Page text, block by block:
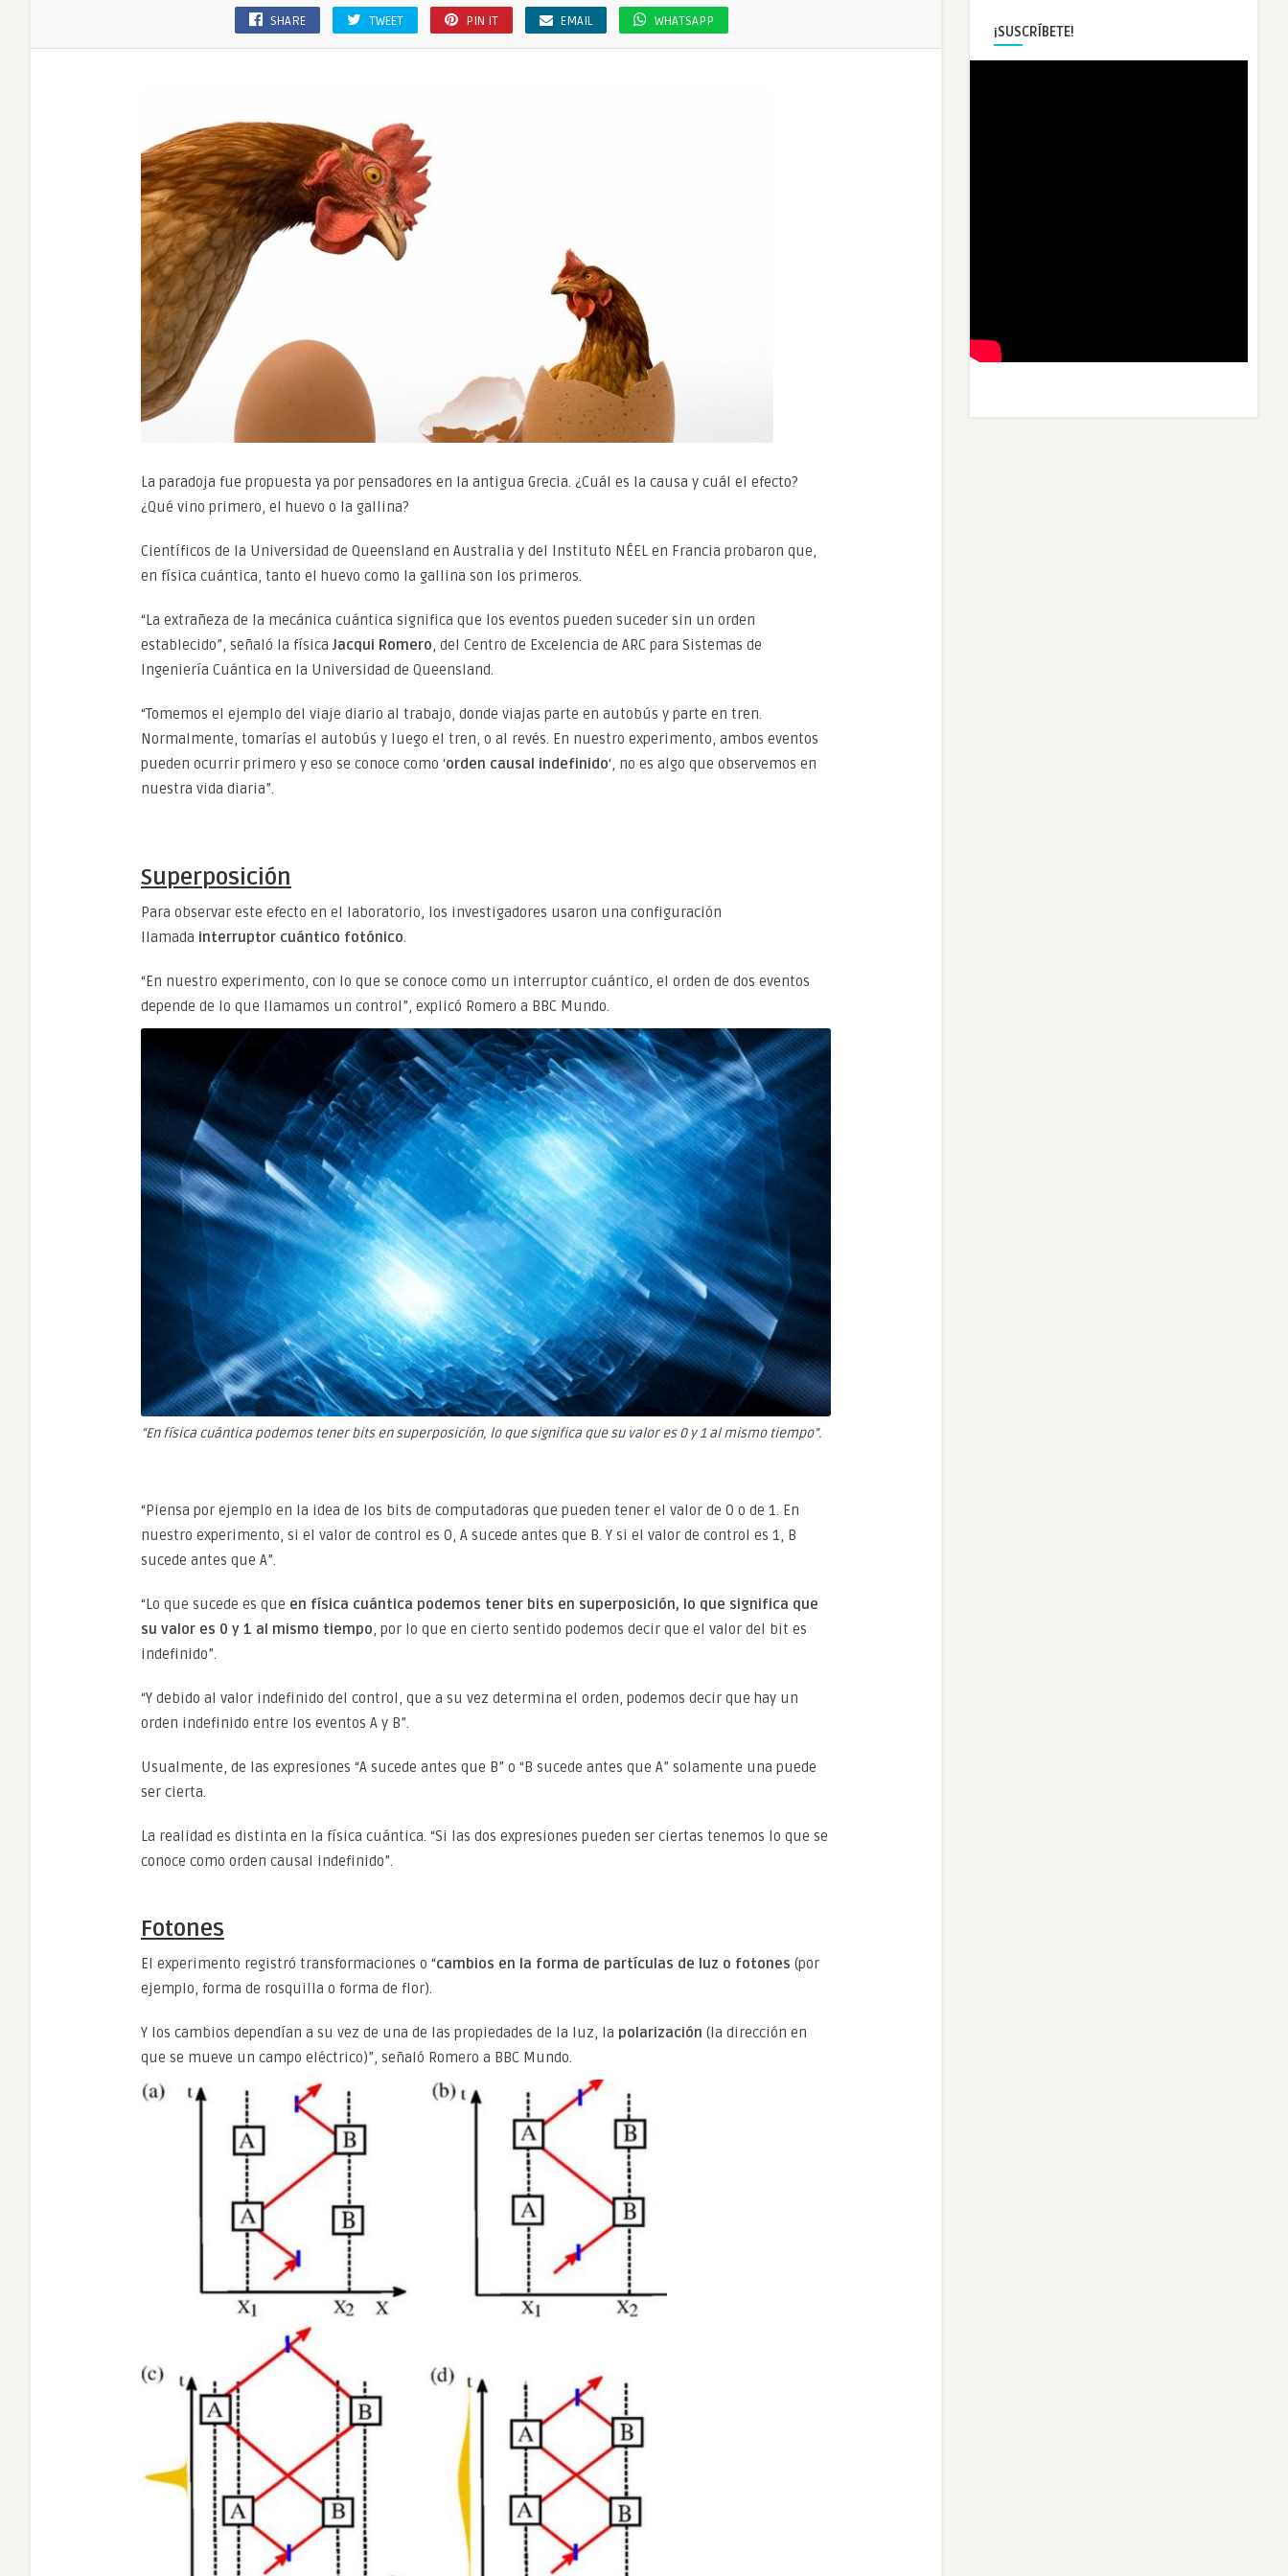
SHARE TWEET PIN IT EMAIL WHATSAPP
La paradoja fue propuesta ya por pensadores en la antigua Grecia. ¿Cuál es la causa y cuál el efecto?
¿Qué vino primero, el huevo o la gallina?
Científicos de la Universidad de Queensland en Australia y del Instituto NÉEL en Francia probaron que,
en física cuántica, tanto el huevo como la gallina son los primeros.
“La extrañeza de la mecánica cuántica significa que los eventos pueden suceder sin un orden
establecido”, señaló la física Jacqui Romero, del Centro de Excelencia de ARC para Sistemas de
Ingeniería Cuántica en la Universidad de Queensland.
“Tomemos el ejemplo del viaje diario al trabajo, donde viajas parte en autobús y parte en tren.
Normalmente, tomarías el autobús y luego el tren, o al revés. En nuestro experimento, ambos eventos
pueden ocurrir primero y eso se conoce como ‘orden causal indefinido‘, no es algo que observemos en
nuestra vida diaria”.
Superposición
Para observar este efecto en el laboratorio, los investigadores usaron una configuración
llamada interruptor cuántico fotónico.
“En nuestro experimento, con lo que se conoce como un interruptor cuántico, el orden de dos eventos
depende de lo que llamamos un control”, explicó Romero a BBC Mundo.
“En física cuántica podemos tener bits en superposición, lo que significa que su valor es 0 y 1 al mismo tiempo”.
“Piensa por ejemplo en la idea de los bits de computadoras que pueden tener el valor de 0 o de 1. En
nuestro experimento, si el valor de control es 0, A sucede antes que B. Y si el valor de control es 1, B
sucede antes que A”.
“Lo que sucede es que en física cuántica podemos tener bits en superposición, lo que significa que
su valor es 0 y 1 al mismo tiempo, por lo que en cierto sentido podemos decir que el valor del bit es
indefinido”.
“Y debido al valor indefinido del control, que a su vez determina el orden, podemos decir que hay un
orden indefinido entre los eventos A y B”.
Usualmente, de las expresiones “A sucede antes que B” o “B sucede antes que A” solamente una puede
ser cierta.
La realidad es distinta en la física cuántica. “Si las dos expresiones pueden ser ciertas tenemos lo que se
conoce como orden causal indefinido”.
Fotones
El experimento registró transformaciones o “cambios en la forma de partículas de luz o fotones (por
ejemplo, forma de rosquilla o forma de flor).
Y los cambios dependían a su vez de una de las propiedades de la luz, la polarización (la dirección en
que se mueve un campo eléctrico)”, señaló Romero a BBC Mundo.
¡SUSCRÍBETE!